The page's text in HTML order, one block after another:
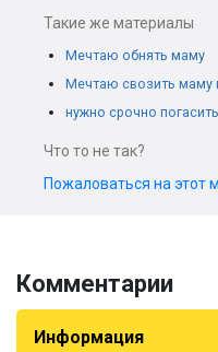
Такие же материалы
Мечтаю обнять маму
Мечтаю свозить маму
нужно срочно
Что то не так?
Пожаловаться на этот
Комментарии
Информация